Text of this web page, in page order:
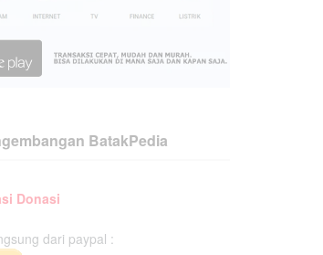
BatakPedia
Donasi
dari paypal :